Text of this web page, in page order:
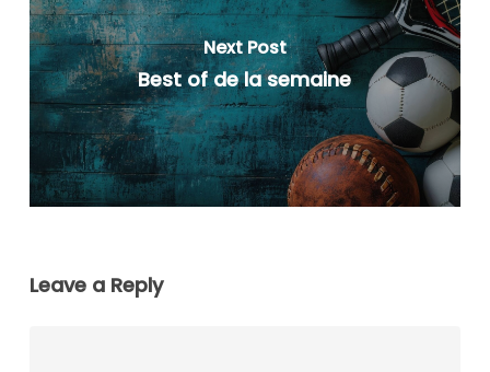
Next Post
Best of de la semaine
Leave a Reply